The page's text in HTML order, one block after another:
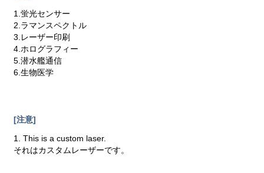
1.蛍光センサー
2.ラマンスペクトル
3.レーザー印刷
4.ホログラフィー
5.潜水艦通信
6.生物医学
[注意]
1. This is a custom laser.
それはカスタムレーザーです。